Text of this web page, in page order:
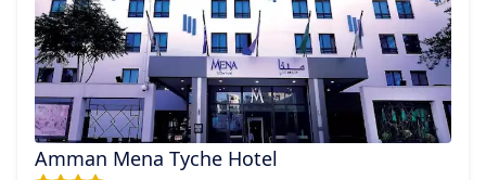
Amman Mena Tyche Hotel